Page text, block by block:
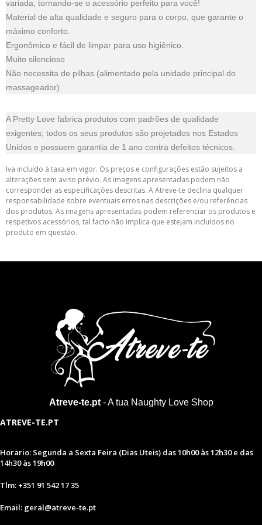
variada, tornando-se o acessório perfeito para você!
Material de alta qualidade e seguro para o corpo, que garante o
máximo conforto.
Ergonômico e fácil de limpar para uso higiênico.
Muito silencioso
Não necessita de pilhas (alimentado pela unidade principal do
massageador).
A Pretty Love fabrica produtos com padrões de qualidade
exigentes; todos os seus produtos são projetados nos Estados
Unidos e possuem garantia de 1 ano contra defeitos técnicos.
Iva incluído à taxa em vigor. Os preços e configurações estão sujeitos a
alterações sem aviso prévio. As imagens apresentadas podem não
corresponder as especificações descritas. A Atreve-te declina qualquer
responsabilidade sobre eventuais erros nas descrições e/ou referências
dos produtos. As imagens apresentadas podem referenciar os produtos e
respetivos acessórios, tal facto não implica que estejam incluídos no
produto em questão.
Atreve-te.pt- A tua Naughty Love Shop
ATREVE-TE.PT
Horario: Segunda a Sexta Feira (Dias Uteis) das 10h00 às 12h30 e das
14h30 às 19h00
Tlm: +351 91 542 17 35
Email: geral@atreve-te.pt